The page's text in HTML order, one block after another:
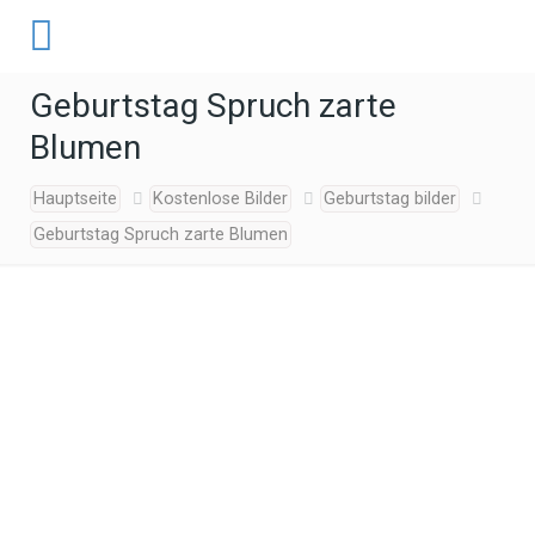
Geburtstag Spruch zarte
Blumen
Hauptseite Kostenlose Bilder
Geburtstag bilder
Geburtstag Spruch zarte Blumen